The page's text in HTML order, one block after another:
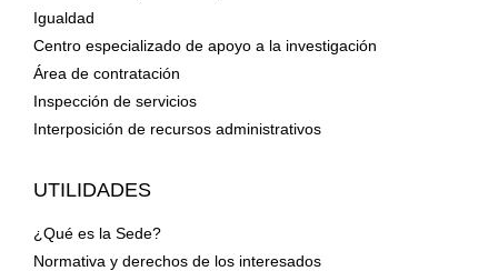
Igualdad
Centro especializado de apoyo a la investigación
Área de contratación
Inspección de servicios
Interposición de recursos administrativos
UTILIDADES
¿Qué es la Sede?
Normativa y derechos de los interesados